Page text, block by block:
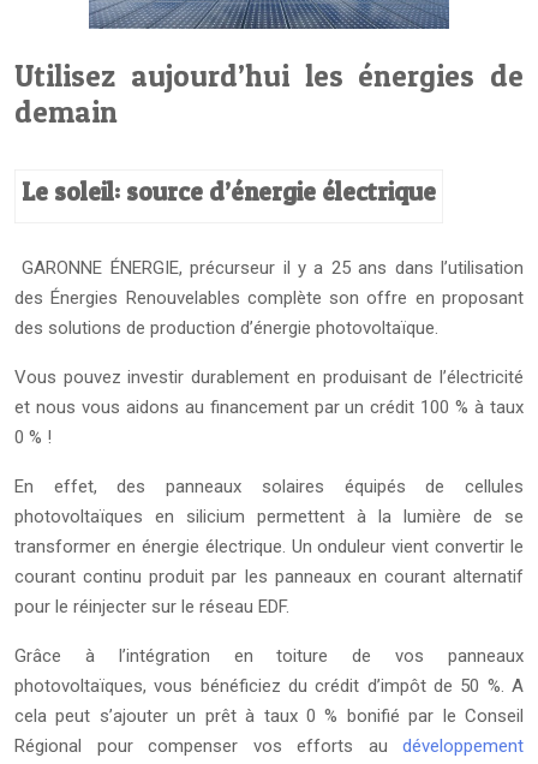
Utilisez aujourd’hui les énergies de
demain
Le soleil: source d’énergie électrique
GARONNE ÉNERGIE, précurseur il y a 25 ans dans l’utilisation
des Énergies Renouvelables complète son offre en proposant
des solutions de production d’énergie photovoltaïque.
Vous pouvez investir durablement en produisant de l’électricité
et nous vous aidons au financement par un crédit 100 % à taux
0 % !
En effet, des panneaux solaires équipés de cellules
photovoltaïques en silicium permettent à la lumière de se
transformer en énergie électrique. Un onduleur vient convertir le
courant continu produit par les panneaux en courant alternatif
pour le réinjecter sur le réseau EDF.
Grâce à l’intégration en toiture de vos panneaux
photovoltaïques, vous bénéficiez du crédit d’impôt de 50 %. A
cela peut s’ajouter un prêt à taux 0 % bonifié par le Conseil
Régional pour compenser vos efforts au développement